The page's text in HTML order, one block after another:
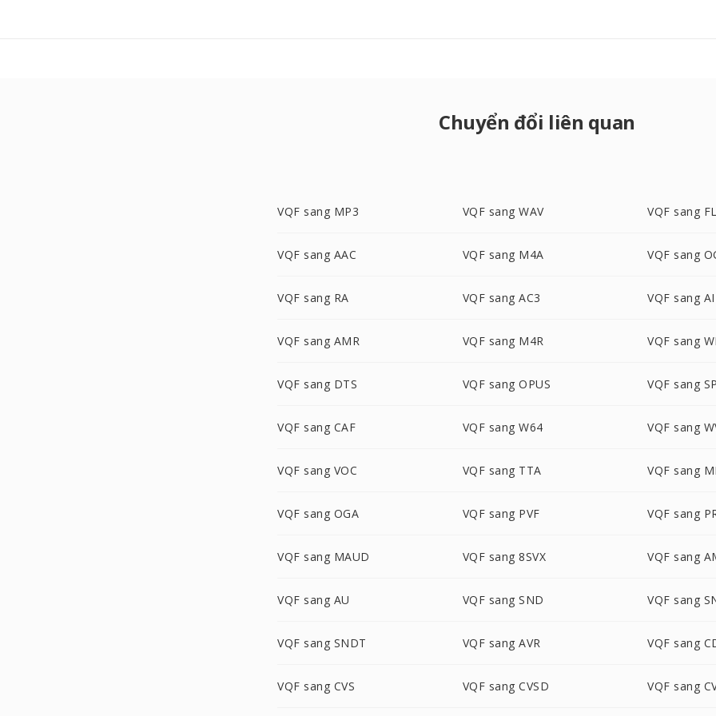
Chuyển đổi liên quan
VQF sang MP3 VQF sang WAV VQF sang
VQF sang AAC VQF sang M4A VQF sang
VQF sang RA VQF sang AC3 VQF sang
VQF sang AMR VQF sang M4R VQF sang
VQF sang DTS VQF sang OPUS VQF sang
VQF sang CAF VQF sang W64 VQF sang
VQF sang VOC VQF sang TTA VQF sang
VQF sang OGA VQF sang PVF VQF sang
VQF sang MAUD VQF sang 8SVX VQF sang
VQF sang AU VQF sang SND VQF sang
VQF sang SNDT VQF sang AVR VQF sang
VQF sang CVS VQF sang CVSD VQF sang